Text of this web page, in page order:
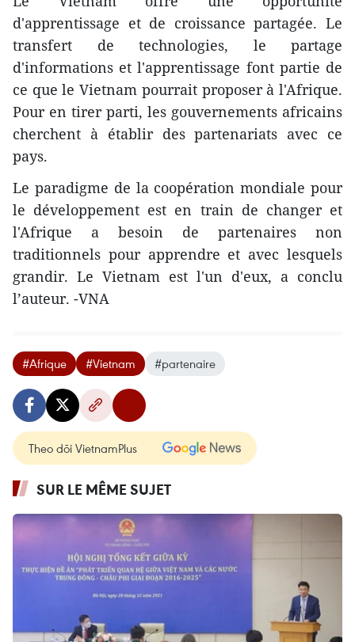
d'apprentissage et de croissance partagée. Le
transfert de technologies, le partage
d'informations et l'apprentissage font partie de
ce que le Vietnam pourrait proposer à l'Afrique.
Pour en tirer parti, les gouvernements africains
cherchent à établir des partenariats avec ce
pays.
Le paradigme de la coopération mondiale pour
le développement est en train de changer et
l'Afrique a besoin de partenaires non
traditionnels pour apprendre et avec lesquels
grandir. Le Vietnam est l'un d'eux, a conclu
l’auteur. -VNA
#Afrique #Vietnam #partenaire
Theo dõi VietnamPlus
SUR LE MÊME SUJET